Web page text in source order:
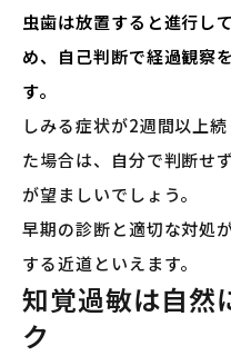
虫歯は放置すると進行し
め、自己判断で経過観察
す。
しみる症状が2週間以上
た場合は、自分で判断せ
が望ましいでしょう。
早期の診断と適切な対処
する近道といえます。
知覚過敏は自然
ク